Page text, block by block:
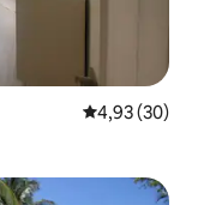
Évaluation
4,93 (30)